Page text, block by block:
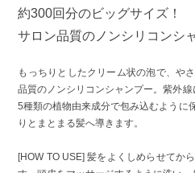
約300回分のビッグサイズ！
サロン品質のノンシリコンシ
もっちりとしたクリーム状の泡で、や
品質のノンシリコンシャンプー。紫外
5種類の植物由来成分で包み込むように
りとまとまる髪へ導きます。
[HOW TO USE] 髪をよくしめらせてか